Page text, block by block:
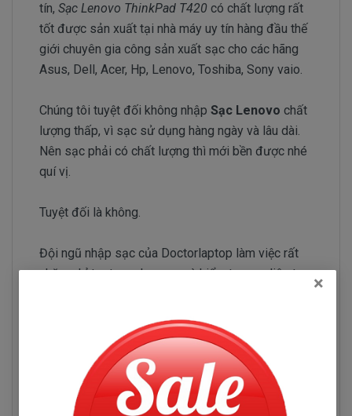
tín, Sạc Lenovo ThinkPad T420 có chất lượng rất
tốt được sản xuất tại nhà máy uy tín hàng đầu thế
giới chuyên gia công sản xuất sạc cho các hãng
Asus, Dell, Acer, Hp, Lenovo, Toshiba, Sony vaio.
Chúng tôi tuyệt đối không nhập Sạc Lenovo chất
lượng thấp, vì sạc sử dụng hàng ngày và lâu dài.
Nên sạc phải có chất lượng thì mới bền được nhé
quí vị.
Tuyệt đối là không.
Đội ngũ nhập sạc của Doctorlaptop làm việc rất
chăm chỉ test sạc Lenovo và kiểm tra sạc liên tục
Sạc Lenovo ThinkPad T420
Những hư hỏng thường gặp
×